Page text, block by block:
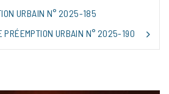
URBAIN N° 2025-185
PRÉEMPTION URBAIN N° 2025-190